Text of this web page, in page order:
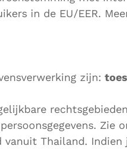
in de EU/EER.
zijn:
Zie
Thailand.